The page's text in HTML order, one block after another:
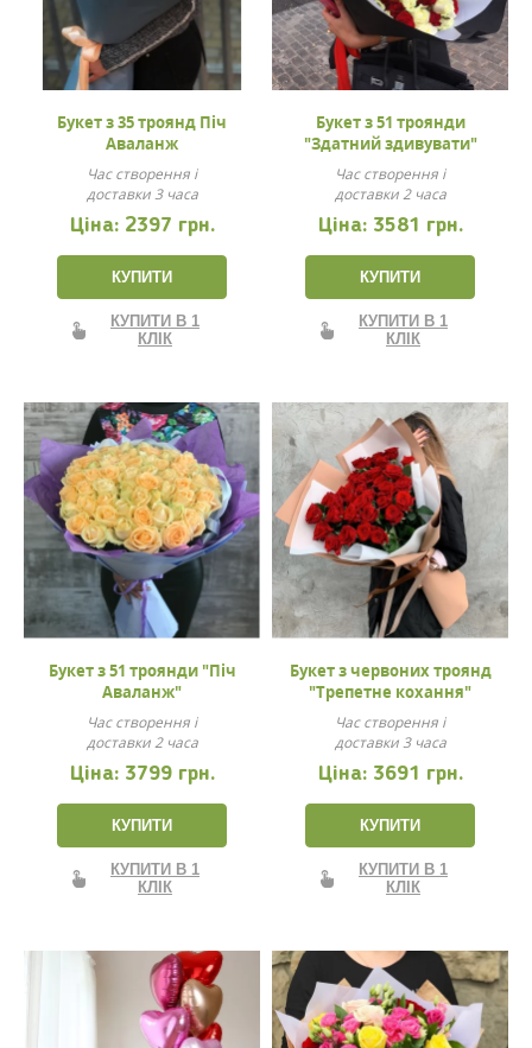
Букет з 35 троянд Піч
Аваланж
Час створення і
доставки 3 часа
Ціна: 2397 грн.
КУПИТИ
КУПИТИ В 1
КЛІК
Букет з 51 троянди
"Здатний здивувати"
Час створення і
доставки 2 часа
Ціна: 3581 грн.
КУПИТИ
КУПИТИ В 1
КЛІК
Букет з 51 троянди "Піч
Аваланж"
Час створення і
доставки 2 часа
Ціна: 3799 грн.
КУПИТИ
КУПИТИ В 1
КЛІК
Букет з червоних троянд
"Трепетне кохання"
Час створення і
доставки 3 часа
Ціна: 3691 грн.
КУПИТИ
КУПИТИ В 1
КЛІК